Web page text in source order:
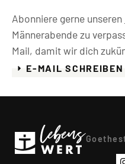
Abonniere gerne unseren
Männerabende zu
Mail, damit wir dich
E-MAIL SCHREIBEN